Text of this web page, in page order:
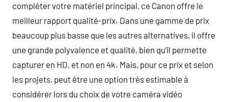
compléter votre matériel principal, ce Canon offre le
meilleur rapport qualité-prix. Dans une gamme de prix
beaucoup plus basse que les autres alternatives, il offre
une grande polyvalence et qualité, bien qu’il permette
capturer en HD, et non en 4k. Mais, pour ce prix et selon
les projets, peut être une option très estimable à
considérer lors du choix de votre caméra vidéo